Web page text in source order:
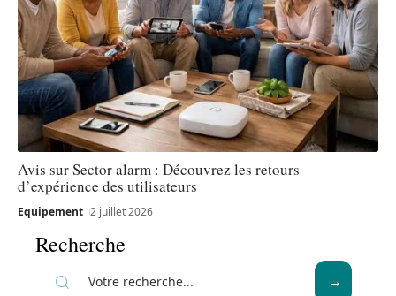
Avis sur Sector alarm : Découvrez les retours
d’expérience des utilisateurs
Equipement 2 juillet 2026
Recherche